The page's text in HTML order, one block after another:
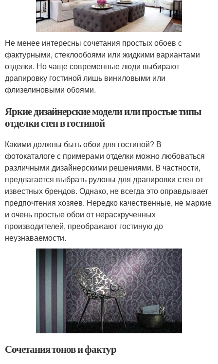
Не менее интересны сочетания простых обоев с
фактурными, стеклообоями или жидкими вариантами
отделки. Но чаще современные люди выбирают
драпировку гостиной лишь виниловыми или
флизелиновыми обоями.
Яркие дизайнерские модели или простые типы
отделки стен в гостиной
Какими должны быть обои для гостиной? В
фотокаталоге с примерами отделки можно любоваться
различными дизайнерскими решениями. В частности,
предлагается выбрать рулоны для драпировки стен от
известных брендов. Однако, не всегда это оправдывает
предпочтения хозяев. Нередко качественные, не маркие
и очень простые обои от нераскрученных
производителей, преображают гостиную до
неузнаваемости.
Сочетания тонов и фактур